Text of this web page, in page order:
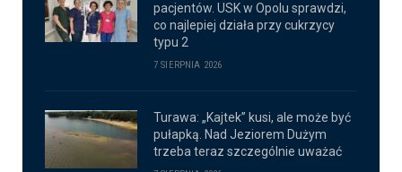
pacjentów. USK w Opolu sprawdzi,
co najlepiej działa przy cukrzycy
typu 2
7 SIERPNIA 2026
Turawa: „Kajtek” kusi, ale może być
pułapką. Nad Jeziorem Dużym
trzeba teraz szczególnie uważać